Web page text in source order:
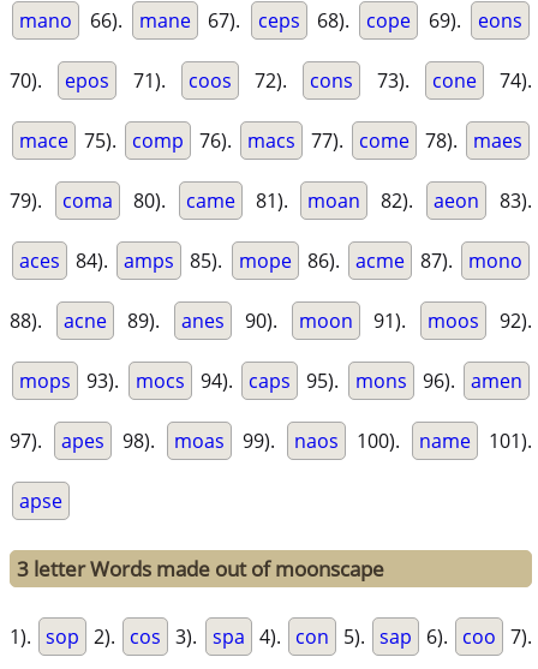
mano 66). mane 67). ceps 68). cope 69). eons
70). epos 71). coos 72). cons 73). cone 74).
mace 75). comp 76). macs 77). come 78). maes
79). coma 80). came 81). moan 82). aeon 83).
aces 84). amps 85). mope 86). acme 87). mono
88). acne 89). anes 90). moon 91). moos 92).
mops 93). mocs 94). caps 95). mons 96). amen
97). apes 98). moas 99). naos 100). name 101).
apse
3 letter Words made out of moonscape
1). sop 2). cos 3). spa 4). con 5). sap 6). coo 7).